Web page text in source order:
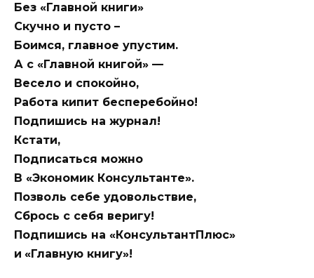
Без «Главной книги»
Скучно и пусто –
Боимся, главное упустим.
А с «Главной книгой» —
Весело и спокойно,
Работа кипит бесперебойно!
Подпишись на журнал!
Кстати,
Подписаться можно
В «Экономик Консультанте».
Позволь себе удовольствие,
Сбрось с себя веригу!
Подпишись на «КонсультантПлюс»
и «Главную книгу»!